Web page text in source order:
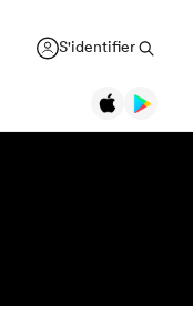
S'identifier